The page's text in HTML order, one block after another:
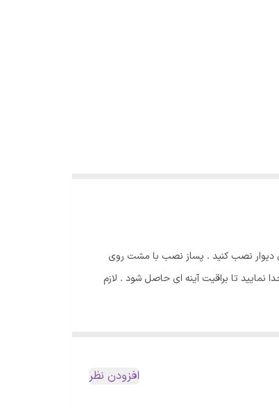
دیوار نصب کنید . پساز نصب با مشت روی
تا براقیت آینه ای حاصل شود . لازم
افزودن نظر